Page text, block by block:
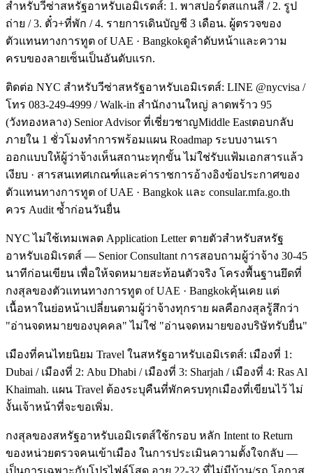
สำหรับวีซ่าสหรัฐอาหรับเอมิเรตส์: 1. พาสปอร์ตสแกนสี / 2. รูป
ถ่าย / 3. ตั๋ว+ที่พัก / 4. รายการเดินบัญชี 3 เดือน. ผู้ตรวจของ
ตัวแทนทางการทูต of UAE · Bangkokดูลำดับหน้าและความ
ครบของลายเซ็นเป็นอันดับแรก.
ติดต่อ NYC สำหรับวีซ่าสหรัฐอาหรับเอมิเรตส์: LINE @nycvisa /
โทร 083-249-4999 / Walk-in สำนักงานใหญ่ ลาดพร้าว 95
(วังทองหลาง) Senior Advisor ที่เชี่ยวชาญMiddle Eastตอบกลับ
ภายใน 1 ชั่วโมงทำการพร้อมแผน Roadmap ระบบงานเรา
ออกแบบให้ผู้ว่าจ้างเห็นสถานะทุกขั้น ไม่ใช่รับแฟ้มเอกสารแล้ว
เงียบ · สารสนเทศเกณฑ์และค่าราชการอ้างอิงข้อประกาศของ
ตัวแทนทางการทูต of UAE · Bangkok และ consular.mfa.go.th
ควร Audit ซ้ำก่อนวันยื่น
NYC ไม่ใช้เทมเพลต Application Letter ตายตัวสำหรับสหรัฐ
อาหรับเอมิเรตส์ — Senior Consultant การสอบถามผู้ว่าจ้าง 30-45
นาทีก่อนเขียน เพื่อให้จดหมายสะท้อนตัวจริง โครงพื้นฐานยึดที่
กงสุลของตัวแทนทางการทูต of UAE · Bangkokคุ้นเคย แต่
เนื้อหาในย่อหน้าเปลี่ยนตามผู้ว่าจ้างทุกราย ผลคือกงสุลรู้สึกว่า
"อ่านจดหมายของบุคคล" ไม่ใช่ "อ่านจดหมายของบริษัทรับยื่น"
เมืองที่คนไทยนิยม Travel ในสหรัฐอาหรับเอมิเรตส์: เมืองที่ 1:
Dubai / เมืองที่ 2: Abu Dhabi / เมืองที่ 3: Sharjah / เมืองที่ 4: Ras Al
Khaimah. แผน Travel ต้องระบุคืนที่พักครบทุกเมืองที่เขียนไว้ ไม่
งั้นเจ้าหน้าที่จะขอเพิ่ม.
กงสุลของสหรัฐอาหรับเอมิเรตส์ใช้กรอบ หลัก Intent to Return
ของหน่วยตรวจคนเข้าเมือง ในการประเมินความตั้งใจกลับ —
เป็นการเฉพาะกับโปรไฟล์โสด อายุ 22-32 ที่ไม่มีบ้าน/รถ โอกาส